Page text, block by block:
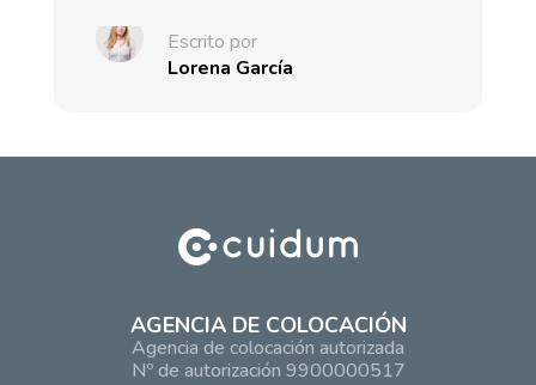
Escrito por
Lorena García
AGENCIA DE COLOCACIÓN
Agencia de colocación autorizada
Nº de autorización 9900000517